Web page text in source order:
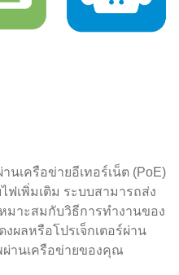
นเครือข่ายอีเทอร์เน็ต (PoE)
เพิ่มเติม ระบบสามารถส่ง
มาะสมกับวิธีการทํางานของ
ผลหรือโปรเจ็กเตอร์ผ่าน
ผ่านเครือข่ายของคุณ